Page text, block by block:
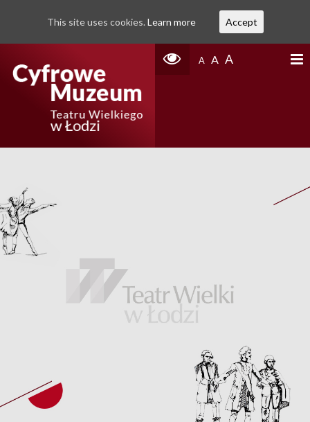
A A A
This site uses cookies. Learn more Accept